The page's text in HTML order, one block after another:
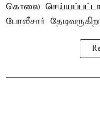
கொலை
போலீசார்